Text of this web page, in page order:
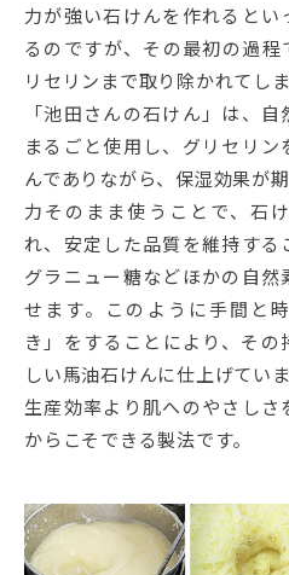
力が強い石けんを作れると
るのですが、その最初の過
リセリンまで取り除かれてしま
「池田さんの石けん」は、
まるごと使用し、グリセリ
んでありながら、保湿効果が
力そのまま使うことで、石
れ、安定した品質を維持する
グラニュー糖などほかの自然
せます。このように手間と
き」をすることにより、そ
しい馬油石けんに仕上げていま
生産効率より肌へのやさし
からこそできる製法です。